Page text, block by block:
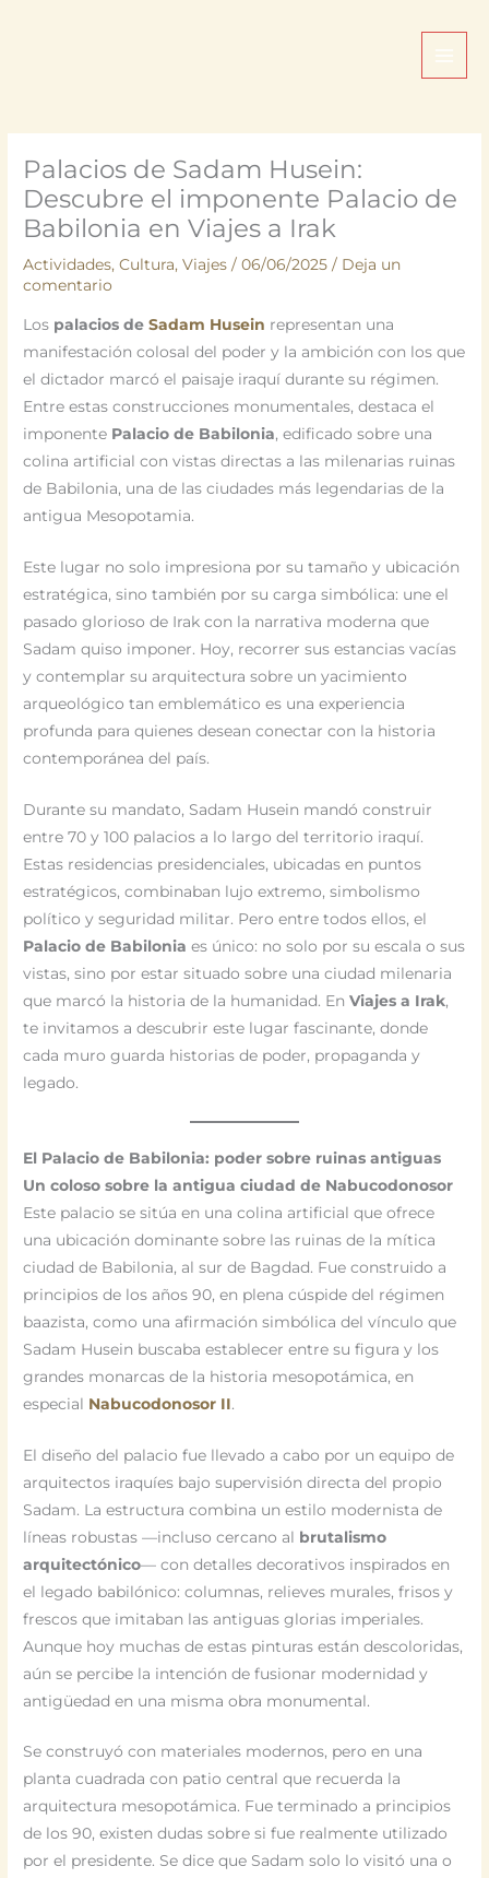
Palacios de Sadam Husein:
Descubre el imponente Palacio de
Babilonia en Viajes a Irak
Actividades,Cultura,Viajes /06/06/2025/ Deja un
comentario
Los palacios deSadam Husein representan una
manifestación colosal del poder y la ambición con los que
el dictador marcó el paisaje iraquí durante su régimen.
Entre estas construcciones monumentales, destaca el
imponente Palacio de Babilonia, edificado sobre una
colina artificial con vistas directas a las milenarias ruinas
de Babilonia, una de las ciudades más legendarias de la
antigua Mesopotamia.
Este lugar no solo impresiona por su tamaño y ubicación
estratégica, sino también por su carga simbólica: une el
pasado glorioso de Irak con la narrativa moderna que
Sadam quiso imponer. Hoy, recorrer sus estancias vacías
y contemplar su arquitectura sobre un yacimiento
arqueológico tan emblemático es una experiencia
profunda para quienes desean conectar con la historia
contemporánea del país.
Durante su mandato, Sadam Husein mandó construir
entre 70 y 100 palacios a lo largo del territorio iraquí.
Estas residencias presidenciales, ubicadas en puntos
estratégicos, combinaban lujo extremo, simbolismo
político y seguridad militar. Pero entre todos ellos, el
Palacio de Babilonia es único: no solo por su escala o sus
vistas, sino por estar situado sobre una ciudad milenaria
que marcó la historia de la humanidad. EnViajes a Irak,
te invitamos a descubrir este lugar fascinante, donde
cada muro guarda historias de poder, propaganda y
legado.
El Palacio de Babilonia: poder sobre ruinas antiguas
Un coloso sobre la antigua ciudad de Nabucodonosor
Este palacio se sitúa en una colina artificial que ofrece
una ubicación dominante sobre las ruinas de la mítica
ciudad de Babilonia, al sur de Bagdad. Fue construido a
principios de los años 90, en plena cúspide del régimen
baazista, como una afirmación simbólica del vínculo que
Sadam Husein buscaba establecer entre su figura y los
grandes monarcas de la historia mesopotámica, en
especial Nabucodonosor II.
El diseño del palacio fue llevado a cabo por un equipo de
arquitectos iraquíes bajo supervisión directa del propio
Sadam. La estructura combina un estilo modernista de
líneas robustas —incluso cercano al brutalismo
arquitectónico— con detalles decorativos inspirados en
el legado babilónico: columnas, relieves murales, frisos y
frescos que imitaban las antiguas glorias imperiales.
Aunque hoy muchas de estas pinturas están descoloridas,
aún se percibe la intención de fusionar modernidad y
antigüedad en una misma obra monumental.
Se construyó con materiales modernos, pero en una
planta cuadrada con patio central que recuerda la
arquitectura mesopotámica. Fue terminado a principios
de los 90, existen dudas sobre si fue realmente utilizado
por el presidente. Se dice que Sadam solo lo visitó una o